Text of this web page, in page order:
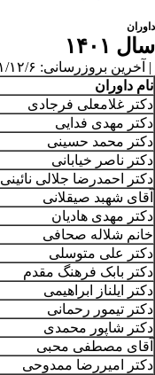
داوران
سال ۱۴۰۱
| آخرین بروزرسانی: ۱۴۰۱/۱۲/۶ |
نام داوران
دکتر غلامعلی فرجادی
دکتر مهدی فدایی
دکتر محمد حسینی
دکتر ناصر خیابانی
دکتر احمدرضا جلالی نائینی
آقای شهبد صیقلانی
دکتر مهدی هادیان
خانم شلاله صحافی
دکتر علی متوسلی
دکتر بابک فرهنگ مقدم
دکتر ایلناز ابراهیمی
دکتر تیمور رحمانی
دکتر شاپور محمدی
آقای مصطفی محبی
دکتر امیررضا ممدوحی